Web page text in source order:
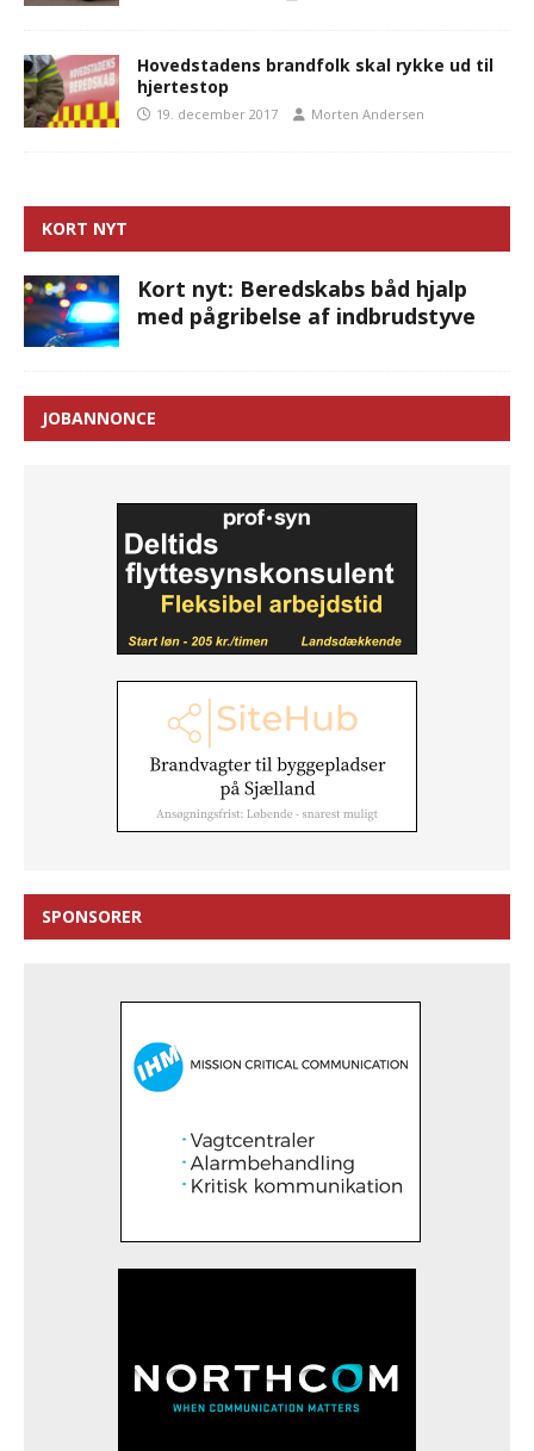
Hovedstadens brandfolk skal rykke ud til
hjertestop
19. december 2017 Morten Andersen
KORT NYT
Kort nyt: Beredskabs båd hjalp
med pågribelse af indbrudstyve
JOBANNONCE
SPONSORER